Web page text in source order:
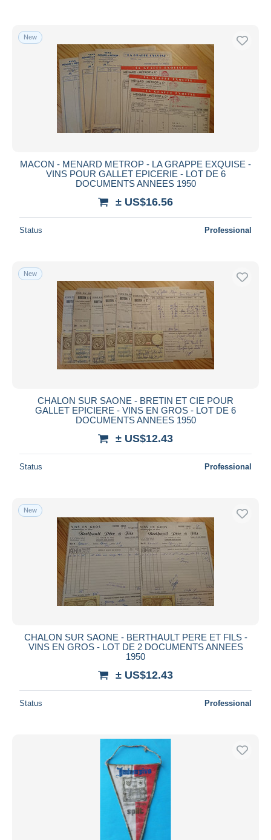
New
MACON - MENARD METROP - LA GRAPPE EXQUISE -
VINS POUR GALLET EPICERIE - LOT DE 6
DOCUMENTS ANNEES 1950
± US$16.56
Status Professional
New
CHALON SUR SAONE - BRETIN ET CIE POUR
GALLET EPICIERE - VINS EN GROS - LOT DE 6
DOCUMENTS ANNEES 1950
± US$12.43
Status Professional
New
CHALON SUR SAONE - BERTHAULT PERE ET FILS -
VINS EN GROS - LOT DE 2 DOCUMENTS ANNEES
1950
± US$12.43
Status Professional